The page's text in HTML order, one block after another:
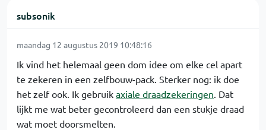
subsonik
maandag 12 augustus 2019 10:48:16
Ik vind het helemaal geen dom idee om elke cel apart
te zekeren in een zelfbouw-pack. Sterker nog: ik doe
het zelf ook. Ik gebruik axiale draadzekeringen. Dat
lijkt me wat beter gecontroleerd dan een stukje draad
wat moet doorsmelten.